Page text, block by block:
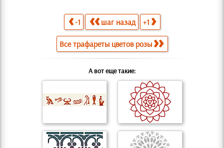
-1 шаг назад +1
Все трафареты цветов розы
А вот еще такие: